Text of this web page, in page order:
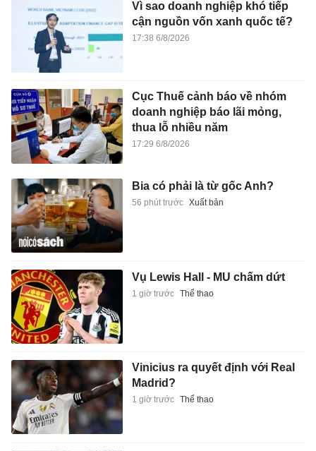
Vì sao doanh nghiệp khó tiếp
cận nguồn vốn xanh quốc tế?
17:38 6/8/2026
Cục Thuế cảnh báo về nhóm
doanh nghiệp báo lãi mỏng,
thua lỗ nhiều năm
17:29 6/8/2026
Bia có phải là từ gốc Anh?
56 phút trước Xuất bản
Vụ Lewis Hall - MU chấm dứt
1 giờ trước Thể thao
Vinicius ra quyết định với Real
Madrid?
1 giờ trước Thể thao